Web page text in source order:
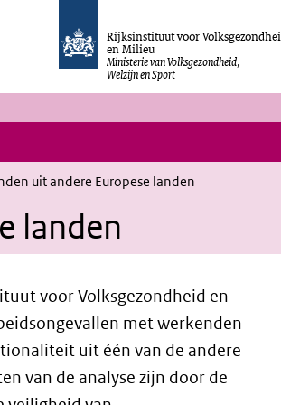
Rijksinstituut voor
en Milieu
Ministerie van Volksgezondheid,
Welzijn en Sport
uit andere Europese landen
landen
voor Volksgezondheid en
met werkenden
uit één van de andere
van de analyse zijn door de